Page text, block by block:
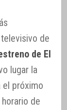
de
de El
lugar la
el próximo
de